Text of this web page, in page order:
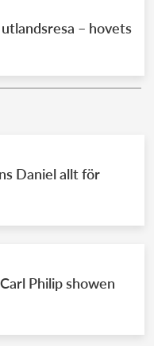
– hovets
Daniel allt för
Philip showen